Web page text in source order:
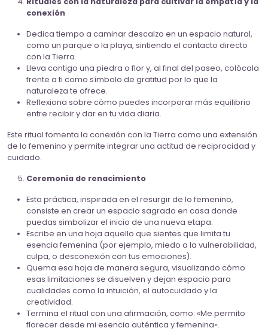
conexión
Dedica tiempo a caminar descalzo en un espacio natural,
como un parque o la playa, sintiendo el contacto directo
con la Tierra.
Lleva contigo una piedra o flor y, al final del paseo, colócala
frente a ti como símbolo de gratitud por lo que la
naturaleza te ofrece.
Reflexiona sobre cómo puedes incorporar más equilibrio
entre recibir y dar en tu vida diaria.
Este ritual fomenta la conexión con la Tierra como una extensión
de lo femenino y permite integrar una actitud de reciprocidad y
cuidado.
Ceremonia de renacimiento
Esta práctica, inspirada en el resurgir de lo femenino,
consiste en crear un espacio sagrado en casa donde
puedas simbolizar el inicio de una nueva etapa.
Escribe en una hoja aquello que sientes que limita tu
esencia femenina (por ejemplo, miedo a la vulnerabilidad,
culpa, o desconexión con tus emociones).
Quema esa hoja de manera segura, visualizando cómo
esas limitaciones se disuelven y dejan espacio para
cualidades como la intuición, el autocuidado y la
creatividad.
Termina el ritual con una afirmación, como: «Me permito
florecer desde mi esencia auténtica y femenina».